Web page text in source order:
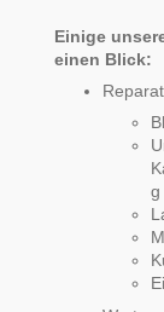
Einige
einen Blick:
g